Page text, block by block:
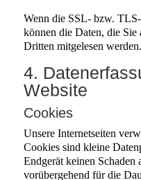
Wenn die SSL- bzw.
können die Daten, die
Dritten mitgelesen werden.
4.
Website
Cookies
Unsere Internetseiten
Cookies sind kleine
Endgerät keinen Schaden
vorübergehend für die